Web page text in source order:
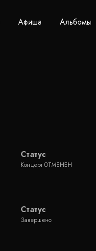
Афиша Альбомы
Статус
Концерт ОТМЕНЕН
Статус
Завершено